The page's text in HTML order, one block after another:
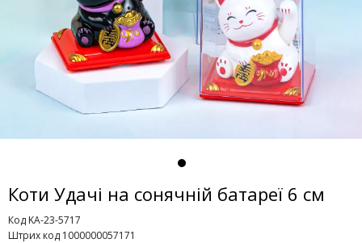
Коти Удачі на сонячній батареї 6 см
Код KA-23-5717
Штрих код 1000000057171